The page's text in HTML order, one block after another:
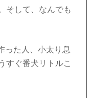
そして、なんでも
た人、小太り息
すぐ番犬リトルこ